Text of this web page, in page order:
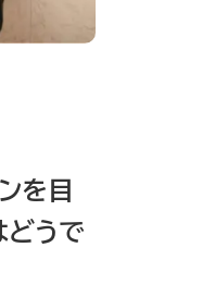
を目
どうで